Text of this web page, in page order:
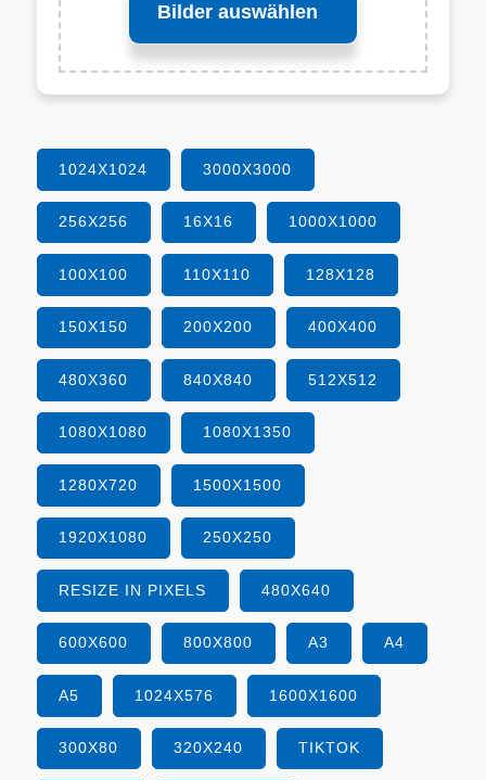
Bilder auswählen
1024X1024 3000X3000
256X256 16X16 1000X1000
100X100 110X110 128X128
150X150 200X200 400X400
480X360 840X840 512X512
1080X1080 1080X1350
1280X720 1500X1500
1920X1080 250X250
RESIZE IN PIXELS 480X640
600X600 800X800 A3 A4
A5 1024X576 1600X1600
300X80 320X240 TIKTOK